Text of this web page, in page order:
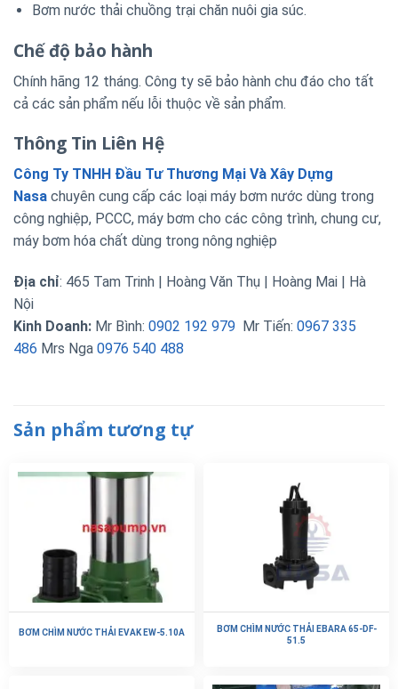
Bơm nước thải chuồng trại chăn nuôi gia súc.
Chế độ bảo hành
Chính hãng 12 tháng. Công ty sẽ bảo hành chu đáo cho tất
cả các sản phẩm nếu lỗi thuộc về sản phẩm.
Thông Tin Liên Hệ
Công Ty TNHH Đầu Tư Thương Mại Và Xây Dựng
Nasa chuyên cung cấp các loại máy bơm nước dùng trong
công nghiệp, PCCC, máy bơm cho các công trình, chung cư,
máy bơm hóa chất dùng trong nông nghiệp
Địa chỉ: 465 Tam Trinh | Hoàng Văn Thụ | Hoàng Mai | Hà
Nội
Kinh Doanh: Mr Bình: 0902 192 979 Mr Tiến: 0967 335
486 Mrs Nga 0976 540 488
Sản phẩm tương tự
BƠM CHÌM NƯỚC THẢI EVAK EW-5.10A
BƠM CHÌM NƯỚC THẢI EBARA 65-DF-
51.5